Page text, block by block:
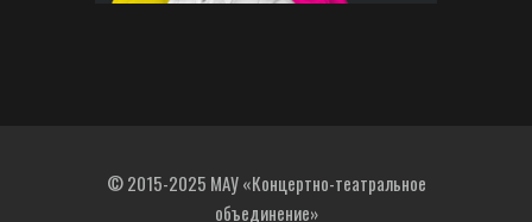
© 2015-2025 МАУ «Концертно-театральное
объединение»